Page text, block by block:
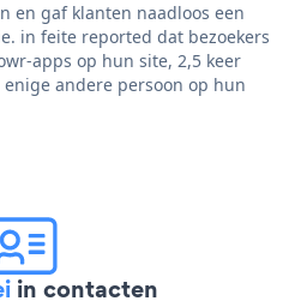
en gaf klanten naadloos een
in feite reported dat bezoekers
apps op hun site, 2,5 keer
andere persoon op hun
in contacten